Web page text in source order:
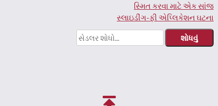
સ્મિત કરવા માટે એક સાંજ
સ્લાઇડીંગ-ફી એપ્લિકેશન ઘટના
આના
માટે